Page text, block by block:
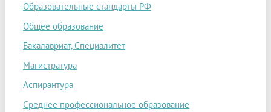
Образовательные стандарты РФ
Общее образование
Бакалавриат, Специалитет
Магистратура
Аспирантура
Среднее профессиональное образование